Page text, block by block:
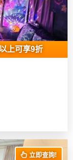
上可享9折
立即查詢!